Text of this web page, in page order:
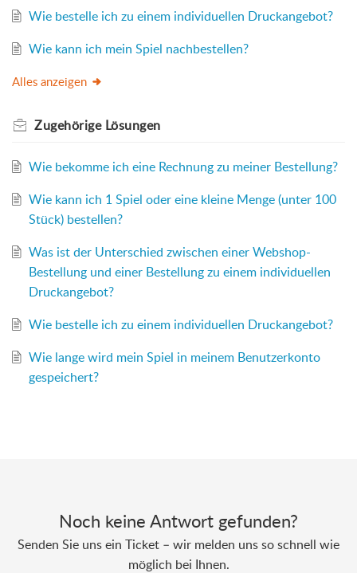
Wie bestelle ich zu einem individuellen Druckangebot?
Wie kann ich mein Spiel nachbestellen?
Alles anzeigen
Zugehörige Lösungen
Wie bekomme ich eine Rechnung zu meiner Bestellung?
Wie kann ich 1 Spiel oder eine kleine Menge (unter 100
Stück) bestellen?
Was ist der Unterschied zwischen einer Webshop-
Bestellung und einer Bestellung zu einem individuellen
Druckangebot?
Wie bestelle ich zu einem individuellen Druckangebot?
Wie lange wird mein Spiel in meinem Benutzerkonto
gespeichert?
Noch keine Antwort gefunden?
Senden Sie uns ein Ticket – wir melden uns so schnell wie
möglich bei Ihnen.